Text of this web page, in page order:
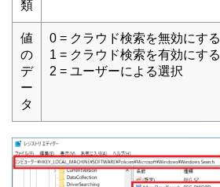
類
値
の
デ
ー
タ
0 = クラウド検索を無効にする
1 = クラウド検索を有効にする
2 = ユーザーによる選択